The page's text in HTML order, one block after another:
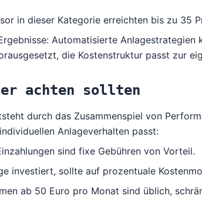
in dieser Kategorie erreichten bis zu 35
Automatisierte
die Kostenstruktur passt zur
achten sollten
durch das Zusammenspiel von
Anlageverhalten passt:
sind fixe Gebühren von Vorteil.
investiert, sollte auf prozentuale
ab 50 Euro pro Monat sind üblich,